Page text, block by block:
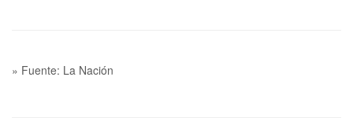
» Fuente: La Nación